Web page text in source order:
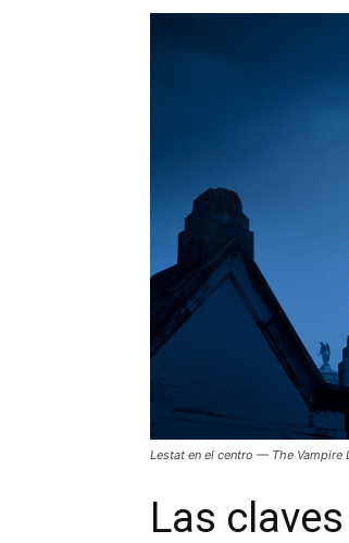
Lestat en el centro — The Vampire
Las claves